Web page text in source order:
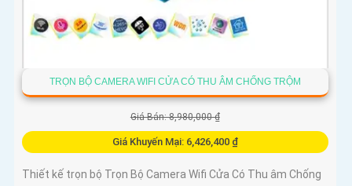
TRỌN BỘ CAMERA WIFI CỬA CÓ THU ÂM CHỐNG TRỘM
Giá Bán: 8,980,000 ₫
Giá Khuyến Mại: 6,426,400 ₫
Thiết kế trọn bộ Trọn Bộ Camera Wifi Cửa Có Thu âm Chống